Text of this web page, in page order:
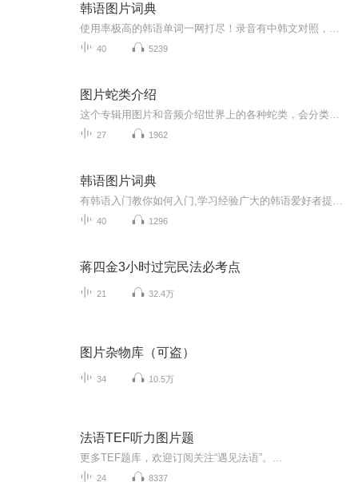
韩语图片词典
40 5239
图片蛇类介绍
27 1962
韩语图片词典
40 1296
蒋四金3小时过完民法必考点
21 32.4万
图片杂物库（可盗）
34 10.5万
法语TEF听力图片题
更多TEF题库，欢迎订阅关注“遇见法语”。...
24 8337